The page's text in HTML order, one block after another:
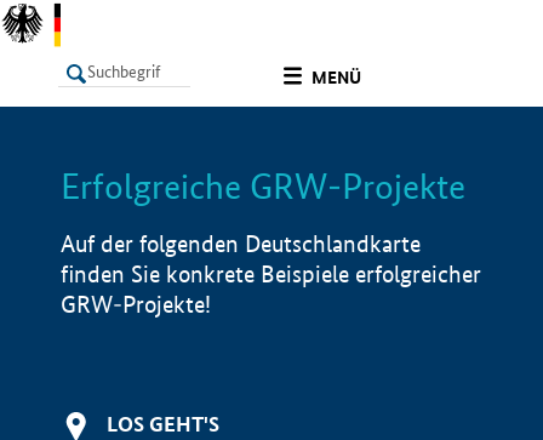
MENÜ
LISTE Info
Erfolgreiche GRW-Projekte
Auf der folgenden Deutschlandkarte
finden Sie konkrete Beispiele erfolgreicher
GRW-Projekte!
LOS GEHT'S